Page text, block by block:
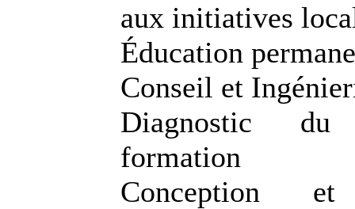
aux initiatives
Éducation
Conseil et
Diagnostic
formation
Conception